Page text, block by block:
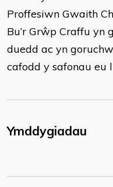
Proffesiwn Gwaith
Bu’r Grŵp Craffu
duedd ac yn
cafodd y safonau eu
Ymddygiadau